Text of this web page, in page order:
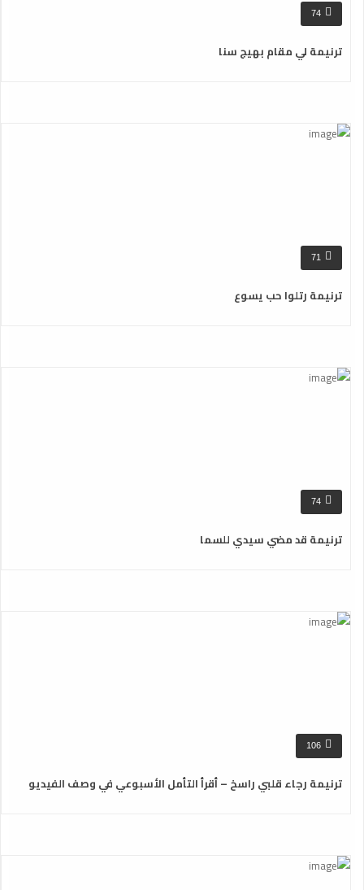
74
ترنيمة لي مقام بهيج سنا
71
ترنيمة رتلوا حب يسوع
74
ترنيمة قد مضي سيدي للسما
106
ترنيمة رجاء قلبي راسخ – أقرأ التأمل الأسبوعي في وصف الفيديو